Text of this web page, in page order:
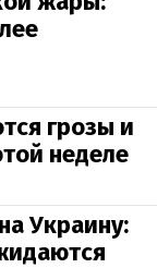
грозы и
неделе
Украину: